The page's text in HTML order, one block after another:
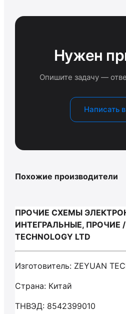
Нужен
Опишите задачу —
Написать
Похожие производители
ПРОЧИЕ СХЕМЫ
ИНТЕГРАЛЬНЫЕ, ПРОЧИЕ /
TECHNOLOGY LTD
Изготовитель: ZEYUAN
Страна: Китай
ТНВЭД: 8542399010